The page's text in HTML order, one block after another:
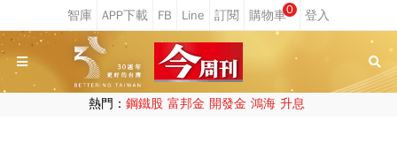
0
熱門： 鋼鐵股 富邦金 開發金 鴻海 升息